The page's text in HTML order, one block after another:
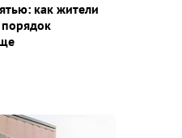
как жители
порядок